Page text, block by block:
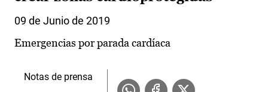
09 de Junio de 2019
Emergencias por parada cardíaca
Notas de prensa